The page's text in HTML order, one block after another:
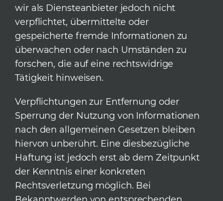
wir als Diensteanbieter jedoch nicht
verpflichtet, übermittelte oder
gespeicherte fremde Informationen zu
überwachen oder nach Umständen zu
forschen, die auf eine rechtswidrige
Tätigkeit hinweisen.
Verpflichtungen zur Entfernung oder
Sperrung der Nutzung von Informationen
nach den allgemeinen Gesetzen bleiben
hiervon unberührt. Eine diesbezügliche
Haftung ist jedoch erst ab dem Zeitpunkt
der Kenntnis einer konkreten
Rechtsverletzung möglich. Bei